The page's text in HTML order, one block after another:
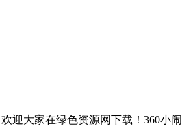
迎大家在绿色资源网下载！360小闹